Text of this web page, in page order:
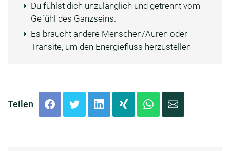
Du fühlst dich unzulänglich und getrennt vom
Gefühl des Ganzseins.
Es braucht andere Menschen/Auren oder
Transite, um den Energiefluss herzustellen
Teilen